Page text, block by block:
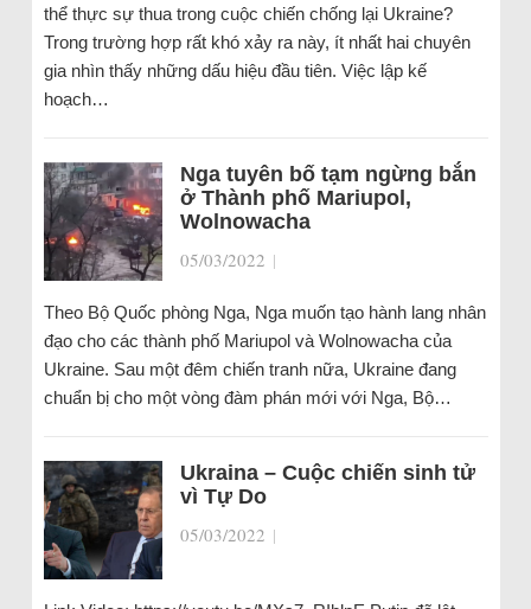
thể thực sự thua trong cuộc chiến chống lại Ukraine?
Trong trường hợp rất khó xảy ra này, ít nhất hai chuyên
gia nhìn thấy những dấu hiệu đầu tiên. Việc lập kế
hoạch…
Nga tuyên bố tạm ngừng bắn
ở Thành phố Mariupol,
Wolnowacha
05/03/2022 |
Theo Bộ Quốc phòng Nga, Nga muốn tạo hành lang nhân
đạo cho các thành phố Mariupol và Wolnowacha của
Ukraine. Sau một đêm chiến tranh nữa, Ukraine đang
chuẩn bị cho một vòng đàm phán mới với Nga, Bộ…
Ukraina – Cuộc chiến sinh tử
vì Tự Do
05/03/2022 |